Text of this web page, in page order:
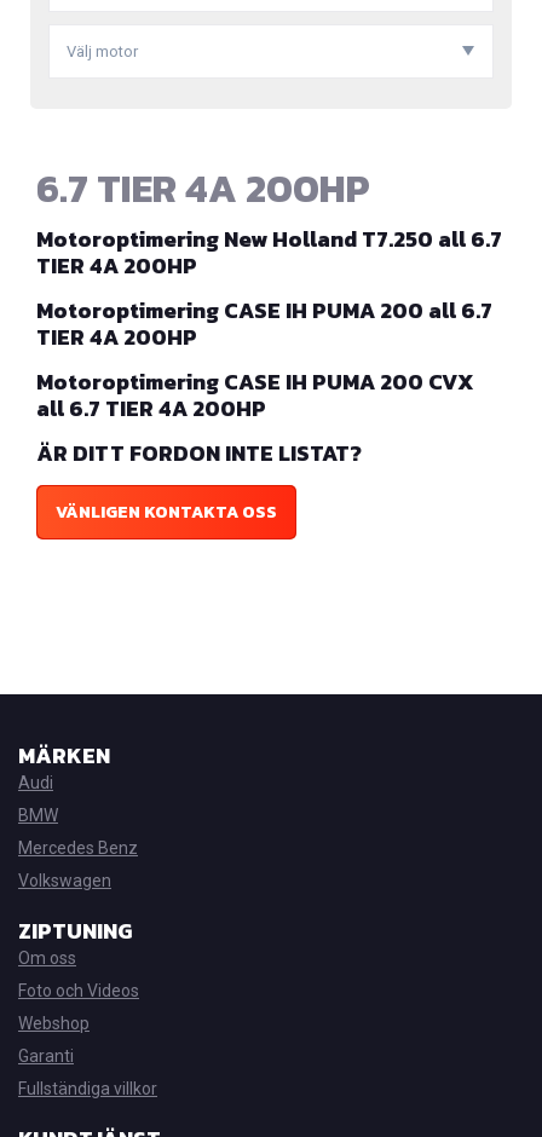
Välj motor
6.7 TIER 4A 200HP
Motoroptimering New Holland T7.250 all 6.7
TIER 4A 200HP
Motoroptimering CASE IH PUMA 200 all 6.7
TIER 4A 200HP
Motoroptimering CASE IH PUMA 200 CVX
all 6.7 TIER 4A 200HP
ÄR DITT FORDON INTE LISTAT?
VÄNLIGEN KONTAKTA OSS
MÄRKEN
Audi
BMW
Mercedes Benz
Volkswagen
ZIPTUNING
Om oss
Foto och Videos
Webshop
Garanti
Fullständiga villkor